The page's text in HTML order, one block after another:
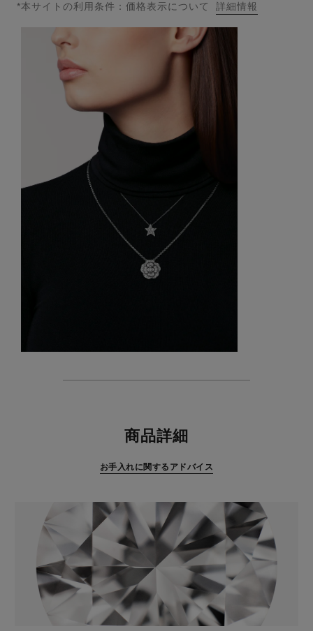
↩
*本サイトの利用条件：価格表示について 詳細情報
商品詳細
お手入れに関するアドバイス